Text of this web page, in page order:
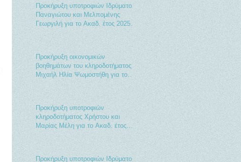
Προκήρυξη υποτροφιών Ιδρύματος
Παναγιώτου και Μελπομένης
Γεωργιλή για το Ακαδ. έτος 2025-
Προκήρυξη οικονομικών
βοηθημάτων του κληροδοτήματος
Μιχαήλ Ηλία Ψωμοστήθη για το
Προκήρυξη υποτροφιών
κληροδοτήματος Χρήστου και
Μαρίας Μέλη για το Ακαδ. έτος
Προκήρυξη υποτροφιών Ιδρύματος